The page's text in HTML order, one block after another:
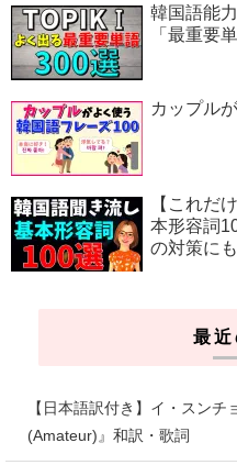
韓国語能
「最重要
カップル
【これだ
本形容詞
の対策に
最
【日本語訳付き】イ・スン
(Amateur)』和訳・歌詞